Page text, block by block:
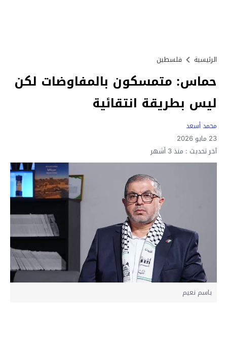
الرئيسية فلسطين
حماس: متمسكون بالمفاوضات لكن
ليس بطريقة انتقائية
محمد أسعد
23 مايو 2026
آخر تحديث : منذ 3 أشهر
باسم نعيم